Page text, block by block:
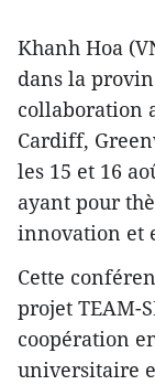
Khanh Hoa
dans la
collaboration
Cardiff,
les 15 et 16
ayant pour
innovation et
Cette
projet TEAM-
coopération
universitaire